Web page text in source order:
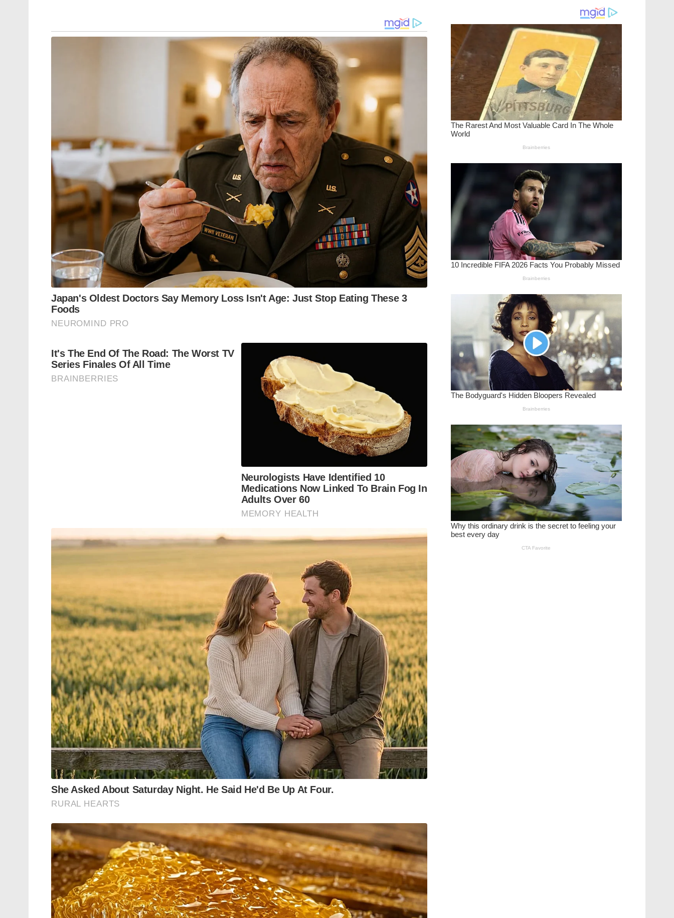
ഇന്ത്യയിലെത്തിയ ഗബ്ബാർഡ് ആദ്യം ദേശീയ സുരക്ഷാ ഉപദേഷ്ടാവ് അജിത് ഡോവലുമായി
കൂടിക്കാഴ്ച നടത്തിയിരുന്നു. ഇതിന് പിന്നാലെയാണ് രാജ്‌നാഥ് സിംഗിനെ കണ്ടത്.
രഹസ്യാന്വേഷണ വിഭാഗങ്ങൾ തമ്മിലുള്ള വിവരങ്ങളുടെ കൈമാറ്റം സംബന്ധിച്ച് ആയിരുന്നു ഇരു
നേതാക്കളും കൂടിക്കാഴ്ചയിൽ ചർച്ച ചെയ്തത്. കഴിഞ്ഞ മാസം അമേരിക്കയിൽ എത്തിയ
പ്രധാനമന്ത്രി നരേന്ദ്ര മോദിയുമായി ഗബ്ബാർഡ് കൂടിക്കാഴ്ച നടത്തിയിരുന്നു. ഇതിന്
പിന്നാലെയാണ് ഗബ്ബാർഡ് ഇന്ത്യയിലേക്ക് എത്തിയത്. ജർമ്മനി, ഫ്രാൻസ്, തായ്‌ലന്റ് തുടങ്ങിയ
രാജ്യങ്ങളിലേക്കുള്ള വിദേശ സന്ദർശനത്തിന്റെ ഭാഗമായി കൂടിയാണ് ഗബ്ബാർഡ് ഇന്ത്യയിൽ
Tags: rajnath singh Tulsi Gabbard Khalistani group